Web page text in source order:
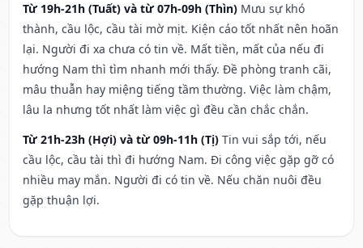
Từ 19h-21h (Tuất) và từ 07h-09h (Thìn) Mưu sự khó
thành, cầu lộc, cầu tài mờ mịt. Kiện cáo tốt nhất nên hoãn
lại. Người đi xa chưa có tin về. Mất tiền, mất của nếu đi
hướng Nam thì tìm nhanh mới thấy. Đề phòng tranh cãi,
mâu thuẫn hay miệng tiếng tầm thường. Việc làm chậm,
lâu la nhưng tốt nhất làm việc gì đều cần chắc chắn.
Từ 21h-23h (Hợi) và từ 09h-11h (Tị) Tin vui sắp tới, nếu
cầu lộc, cầu tài thì đi hướng Nam. Đi công việc gặp gỡ có
nhiều may mắn. Người đi có tin về. Nếu chăn nuôi đều
gặp thuận lợi.